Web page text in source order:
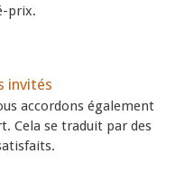
prix.
invités
accordons également
Cela se traduit par des